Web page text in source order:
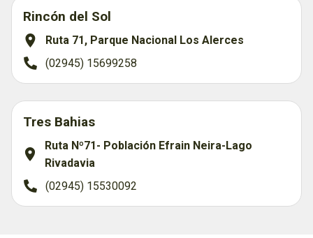
Rincón del Sol
Ruta 71, Parque Nacional Los Alerces
(02945) 15699258
Tres Bahias
Ruta Nº71- Población Efrain Neira-Lago
Rivadavia
(02945) 15530092